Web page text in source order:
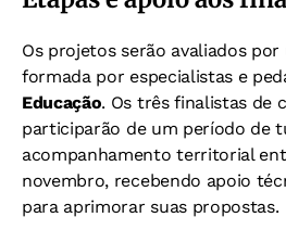
Os projetos serão avaliados por
formada por especialistas e
Educação. Os três finalistas de
participarão de um período de
acompanhamento territorial
novembro, recebendo apoio
para aprimorar suas propostas.